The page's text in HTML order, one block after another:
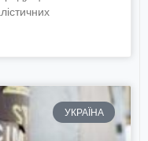
УКРАЇНА